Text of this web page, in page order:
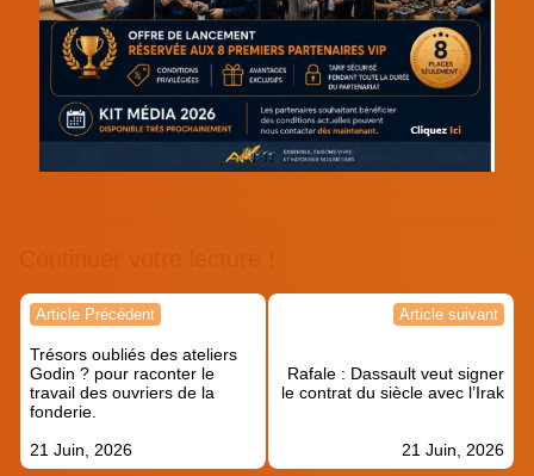
Navigation
l’article
Article Précédent
Trésors oubliés des ateliers
Godin ? pour raconter le
travail des ouvriers de la
fonderie.
21 Juin, 2026
Article suivant
Rafale : Dassault veut signer
le contrat du siècle avec l’Irak
21 Juin, 2026